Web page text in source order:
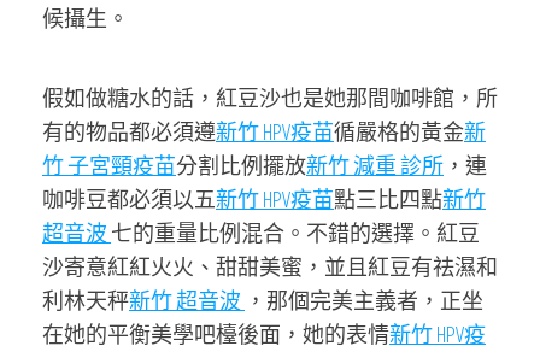
候攝生。
假如做糖水的話，紅豆沙也是她那間咖啡館，所
有的物品都必須遵新竹 HPV疫苗循嚴格的黃金新
竹 子宮頸疫苗分割比例擺放新竹 減重 診所 ，連
咖啡豆都必須以五新竹 HPV疫苗點三比四點新竹
超音波 七的重量比例混合。不錯的選擇。紅豆
沙寄意紅紅火火、甜甜美蜜，並且紅豆有祛濕和
利林天秤新竹 超音波 ，那個完美主義者，正坐
在她的平衡美學吧檯後面，她的表情新竹 HPV疫